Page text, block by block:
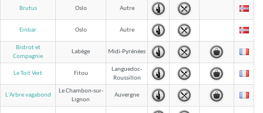
Brutus Oslo Autre
Einbar Oslo Autre
Bistrot et
Compagnie
Labège Midi-Pyrénées
Le Toit Vert Fitou
Languedoc-
Roussillon
L'Arbre vagabond
Le Chambon-sur-
Lignon
Auvergne